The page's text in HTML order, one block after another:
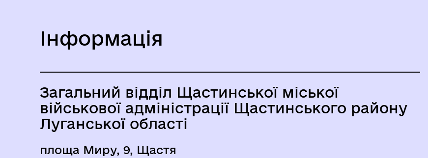
Інформація
Загальний відділ Щастинської міської
військової адміністрації Щастинського району
Луганської області
площа Миру, 9, Щастя